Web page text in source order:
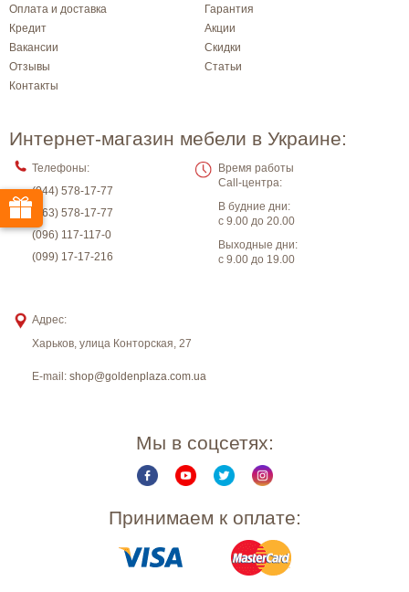
Оплата и доставка
Гарантия
Кредит
Акции
Вакансии
Скидки
Отзывы
Статьи
Контакты
Интернет-магазин мебели в Украине:
Телефоны:
(044) 578-17-77
(063) 578-17-77
(096) 117-117-0
(099) 17-17-216
Время работы
Call-центра:
В будние дни:
с 9.00 до 20.00
Выходные дни:
с 9.00 до 19.00
Адрес:
Харьков, улица Конторская, 27
E-mail: shop@goldenplaza.com.ua
Мы в соцсетях:
Принимаем к оплате: